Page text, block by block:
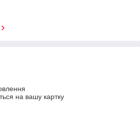
на вашу картку